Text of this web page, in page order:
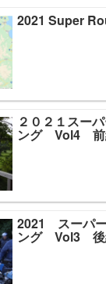
2021 Super
２０２１スー
ング Vol4 前
2021 スーパ
ング Vol3 後